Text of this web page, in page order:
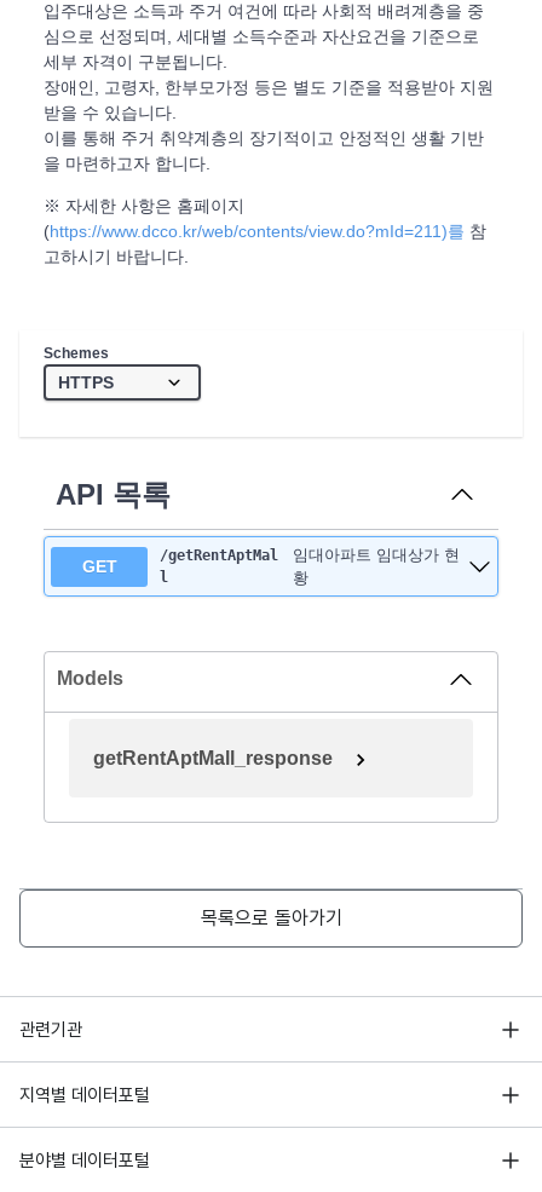
입주대상은 소득과 주거 여건에 따라 사회적 배려계층을 중
심으로 선정되며, 세대별 소득수준과 자산요건을 기준으로
세부 자격이 구분됩니다.
장애인, 고령자, 한부모가정 등은 별도 기준을 적용받아 지원
받을 수 있습니다.
이를 통해 주거 취약계층의 장기적이고 안정적인 생활 기반
을 마련하고자 합니다.
※ 자세한 사항은 홈페이지
(https://www.dcco.kr/web/contents/view.do?mId=211)를 참
고하시기 바랍니다.
Schemes
API 목록
GET
/getRentAptMal
l
임대아파트 임대상가 현
황
Models
getRentAptMall_response
목록으로 돌아가기
관련기관
행정안전부
한국지능정보사회진흥원
국가정보자원관리원
지역별 데이터포털
서울 열린데이터광장
경기데이터드림
분야별 데이터포털
기상자료개방포털